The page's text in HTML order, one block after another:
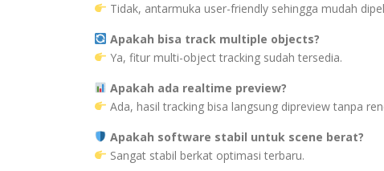
Tidak, antarmuka user-friendly sehingga mudah
Apakah bisa track multiple objects?
Ya, fitur multi-object tracking sudah tersedia.
Apakah ada realtime preview?
Ada, hasil tracking bisa langsung dipreview tanpa
Apakah software stabil untuk scene berat?
Sangat stabil berkat optimasi terbaru.